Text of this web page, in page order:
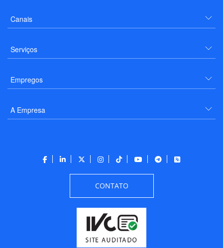
Canais
Serviços
Empregos
A Empresa
CONTATO